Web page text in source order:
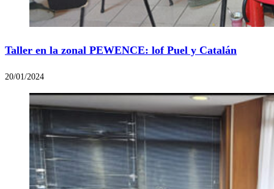
Taller en la zonal PEWENCE: lof Puel y Catalán
20/01/2024